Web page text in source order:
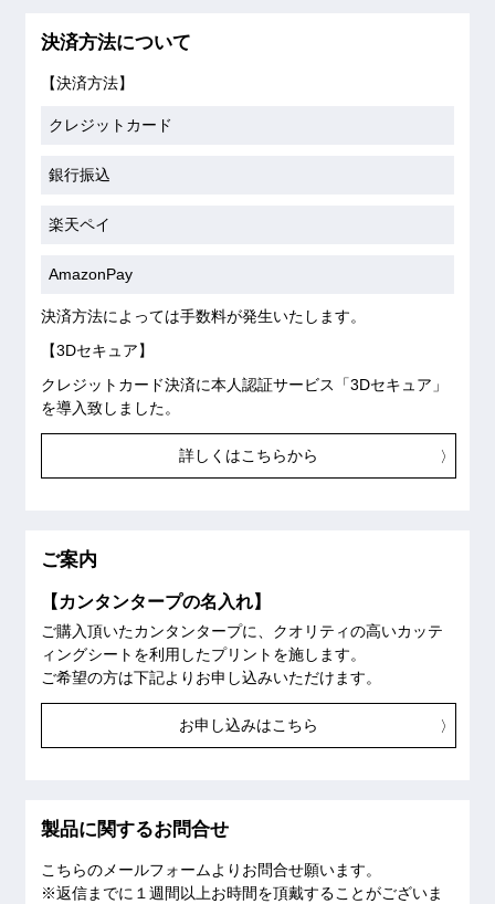
決済方法について
【決済方法】
クレジットカード
銀行振込
楽天ペイ
AmazonPay
決済方法によっては手数料が発生いたします。
【3Dセキュア】
クレジットカード決済に本人認証サービス「3Dセキュア」
を導入致しました。
詳しくはこちらから
ご案内
【カンタンタープの名入れ】
ご購入頂いたカンタンタープに、クオリティの高いカッテ
ィングシートを利用したプリントを施します。
ご希望の方は下記よりお申し込みいただけます。
お申し込みはこちら
製品に関するお問合せ
こちらのメールフォームよりお問合せ願います。
※返信までに１週間以上お時間を頂戴することがございま